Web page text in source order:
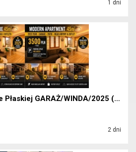
1 dni
2pok, 45met, Okolice Płaskiej GARAŻ/WINDA/2025 (Wr...
2 dni